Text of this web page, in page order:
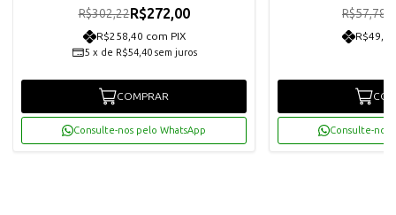
R$302,22R$272,00
R$258,40 com PIX
5 x de R$54,40 sem juros
COMPRAR
Consulte-nos pelo WhatsApp
R$57,78
Consulte-nos